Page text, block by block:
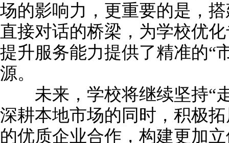
场的影响力，更重要的是，
直接对话的桥梁，为学校优
提升服务能力提供了精准的“
源。
未来，学校将继续坚持“走
深耕本地市场的同时，积极
的优质企业合作，构建更加